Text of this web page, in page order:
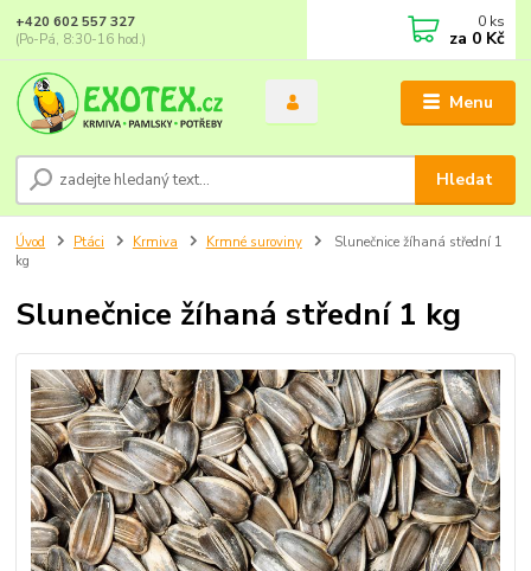
Menu
Hledat
+420 602 557 327
(Po-Pá, 8:30-16 hod.)
0 ks
za 0 Kč
Úvod Ptáci Krmiva Krmné suroviny
Slunečnice žíhaná střední 1
kg
Slunečnice žíhaná střední 1 kg